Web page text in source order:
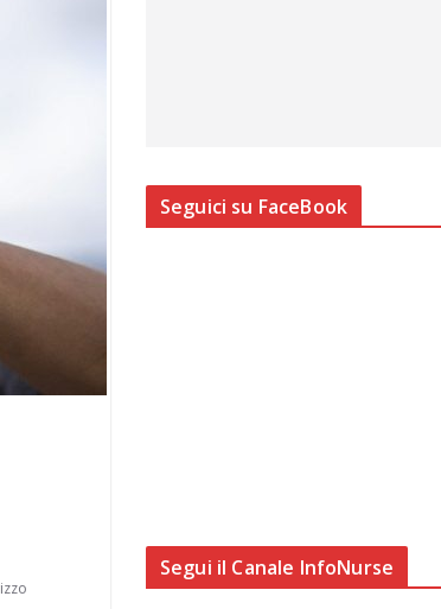
Seguici su FaceBook
Segui il Canale InfoNurse